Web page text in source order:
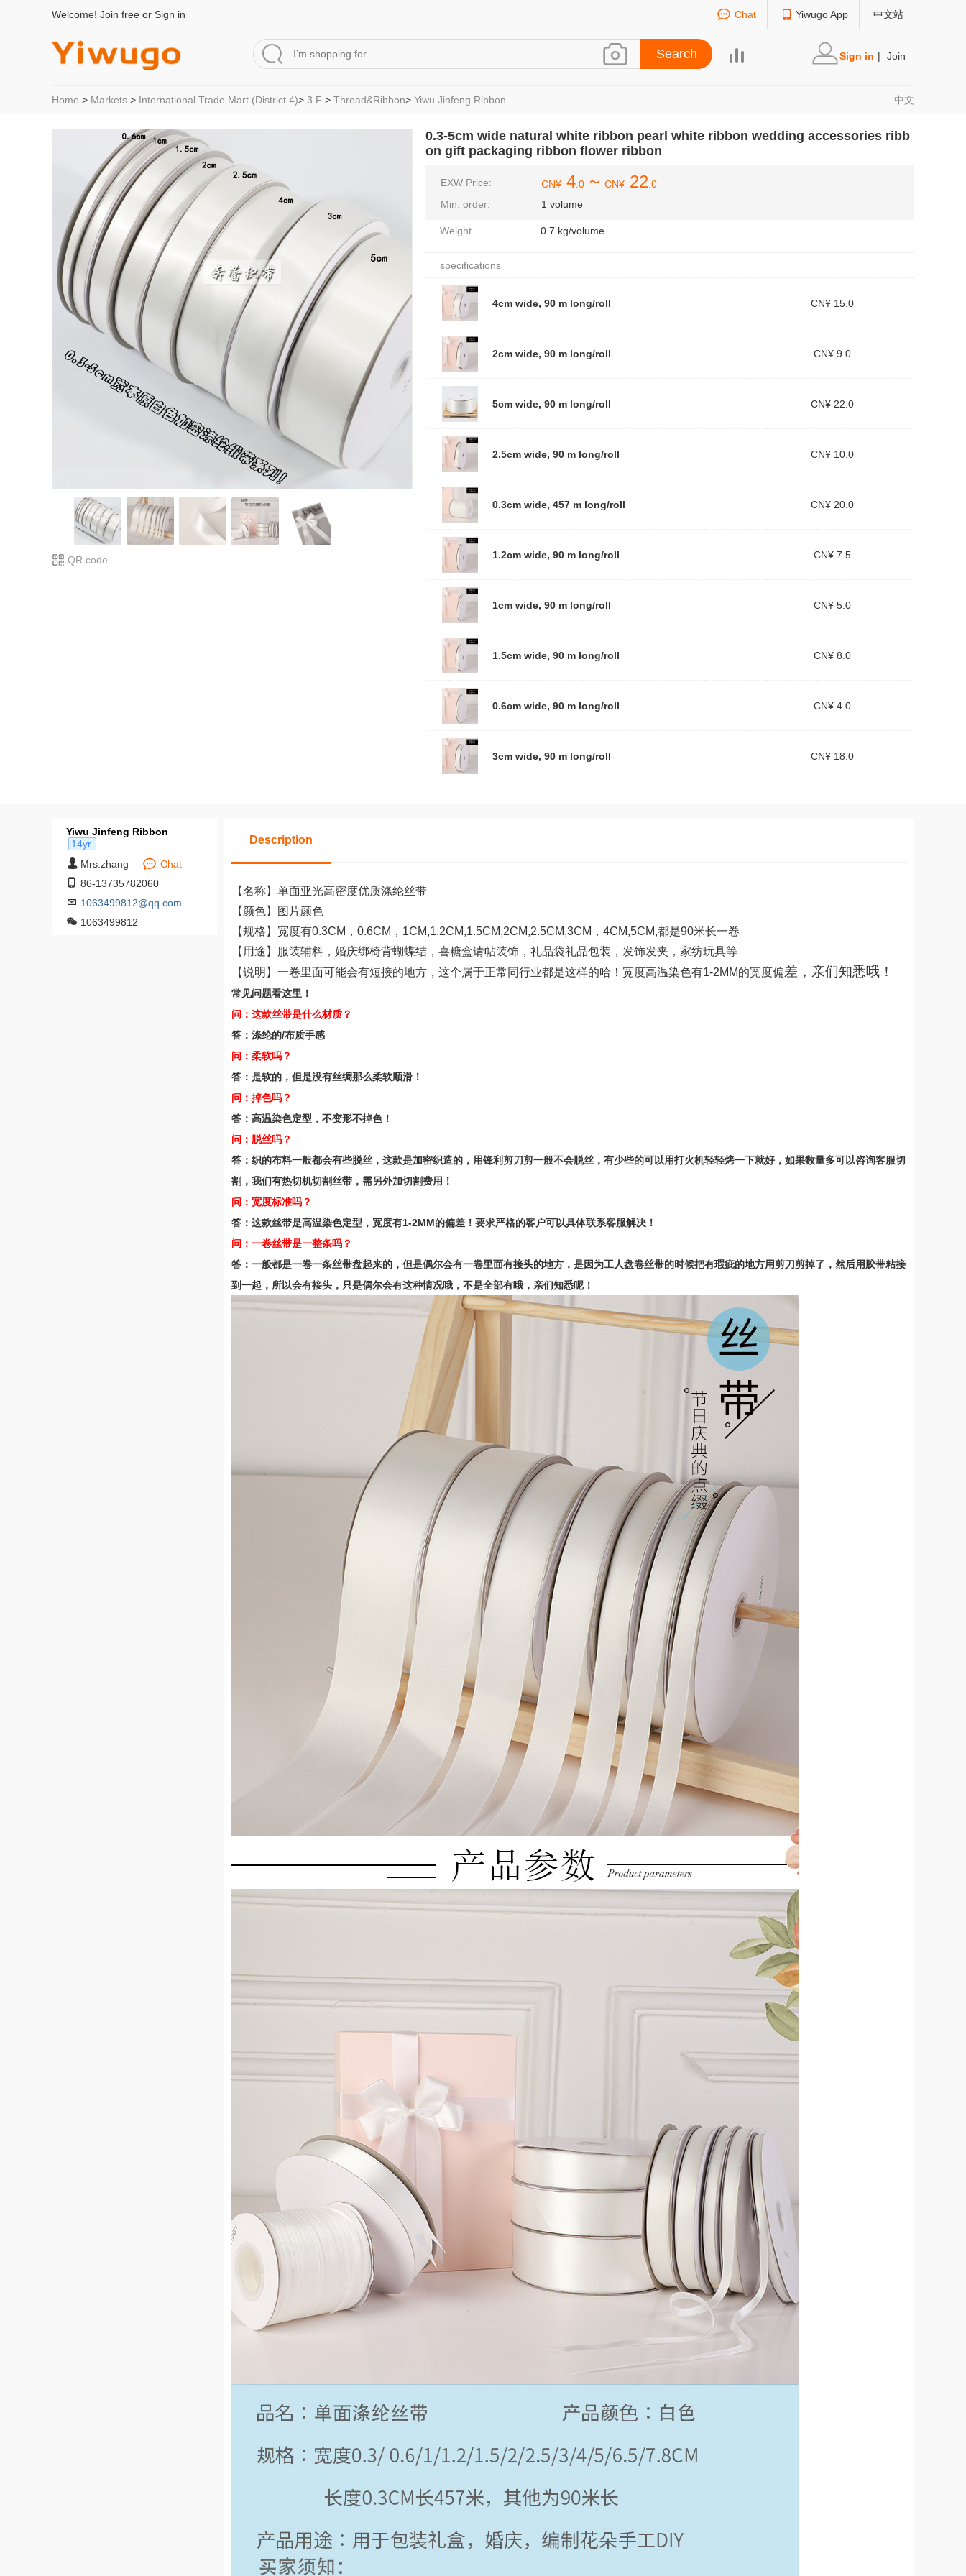
Welcome! Join free or Sign in Chat Yiwugo App 中文站
Sign in | Join
Home > Markets > International Trade Mart (District 4)> 3 F > Thread&Ribbon> Yiwu Jinfeng Ribbon 中文
QR code
0.3-5cm wide natural white ribbon pearl white ribbon wedding accessories ribb
on gift packaging ribbon flower ribbon
EXW Price: CN¥ 4 .0 ~ CN¥ 22 .0
Min. order:
1 volume
Weight 0.7 kg/volume
specifications
4cm wide, 90 m long/roll CN¥ 15.0
2cm wide, 90 m long/roll CN¥ 9.0
5cm wide, 90 m long/roll CN¥ 22.0
2.5cm wide, 90 m long/roll CN¥ 10.0
0.3cm wide, 457 m long/roll CN¥ 20.0
1.2cm wide, 90 m long/roll CN¥ 7.5
1cm wide, 90 m long/roll CN¥ 5.0
1.5cm wide, 90 m long/roll CN¥ 8.0
0.6cm wide, 90 m long/roll CN¥ 4.0
3cm wide, 90 m long/roll CN¥ 18.0
Yiwu Jinfeng Ribbon
14yr.
Mrs.zhang
Chat
86-13735782060
1063499812@qq.com
1063499812
Description
【名称】单面亚光高密度优质涤纶丝带
【颜色】图片颜色
【规格】宽度有0.3CM，0.6CM，1CM,1.2CM,1.5CM,2CM,2.5CM,3CM，4CM,5CM,都是90米长一卷
【用途】服装辅料，婚庆绑椅背蝴蝶结，喜糖盒请帖装饰，礼品袋礼品包装，发饰发夹，家纺玩具等
【说明】一卷里面可能会有短接的地方，这个属于正常同行业都是这样的哈！宽度高温染色有1-2MM的宽度偏差，亲们知悉哦！
常见问题看这里！
问：这款丝带是什么材质？
答：涤纶的/布质手感
问：柔软吗？
答：是软的，但是没有丝绸那么柔软顺滑！
问：掉色吗？
答：高温染色定型，不变形不掉色！
问：脱丝吗？
答：织的布料一般都会有些脱丝，这款是加密织造的，用锋利剪刀剪一般不会脱丝，有少些的可以用打火机轻轻烤一下就好，如果数量多可以咨询客服切
割，我们有热切机切割丝带，需另外加切割费用！
问：宽度标准吗？
答：这款丝带是高温染色定型，宽度有1-2MM的偏差！要求严格的客户可以具体联系客服解决！
问：一卷丝带是一整条吗？
答：一般都是一卷一条丝带盘起来的，但是偶尔会有一卷里面有接头的地方，是因为工人盘卷丝带的时候把有瑕疵的地方用剪刀剪掉了，然后用胶带粘接
到一起，所以会有接头，只是偶尔会有这种情况哦，不是全部有哦，亲们知悉呢！